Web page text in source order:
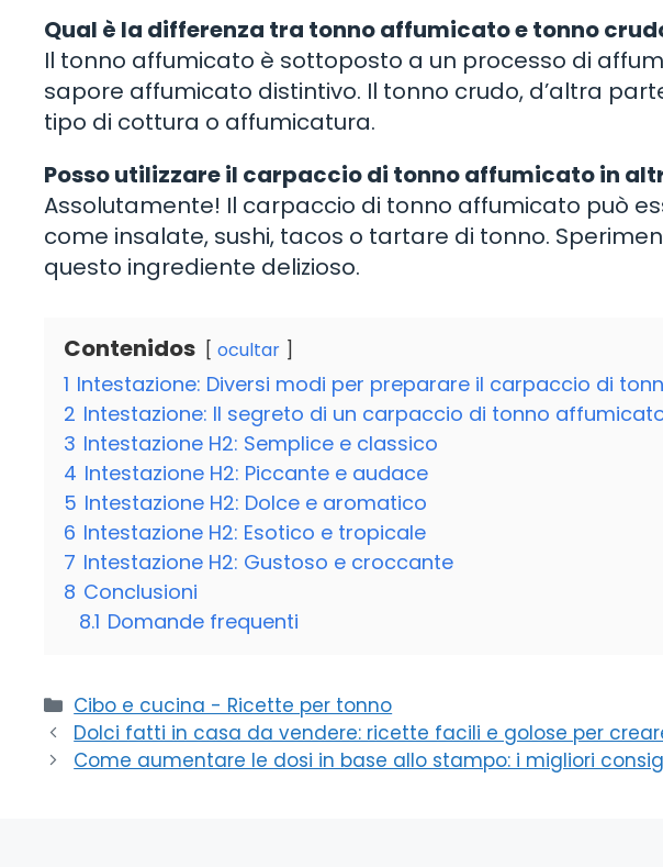
Qual è la differenza tra tonno affumicato e tonno
Il tonno affumicato è sottoposto a un processo di
sapore affumicato distintivo. Il tonno crudo, d’altra
tipo di cottura o affumicatura.
Posso utilizzare il carpaccio di tonno affumicato in
Assolutamente! Il carpaccio di tonno affumicato può
come insalate, sushi, tacos o tartare di tonno.
questo ingrediente delizioso.
Contenidos ocultar
1 Intestazione: Diversi modi per preparare il carpaccio di
2 Intestazione: Il segreto di un carpaccio di tonno
3 Intestazione H2: Semplice e classico
4 Intestazione H2: Piccante e audace
5 Intestazione H2: Dolce e aromatico
6 Intestazione H2: Esotico e tropicale
7 Intestazione H2: Gustoso e croccante
8 Conclusioni
8.1 Domande frequenti
Categorie
Cibo e cucina - Ricette per tonno
Dolci fatti in casa da vendere: ricette facili e golose per
Come aumentare le dosi in base allo stampo: i migliori